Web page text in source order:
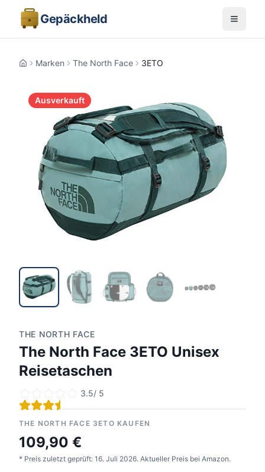
Gepäckheld
HomeMarken The North Face 3ETO
Ausverkauft
THE NORTH FACE
The North Face 3ETO Unisex
Reisetaschen
3.5/ 5
THE NORTH FACE 3ETO KAUFEN
109,90 €
* Preis zuletzt geprüft: 16. Juli 2026. Aktueller Preis bei Amazon.